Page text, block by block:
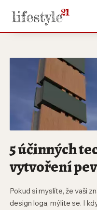
5 účinných
vytvoření
Pokud si myslíte, že vaši
design loga, mýlíte se. I